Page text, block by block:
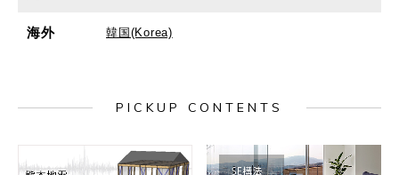
海外 韓国(Korea)
PICKUP CONTENTS